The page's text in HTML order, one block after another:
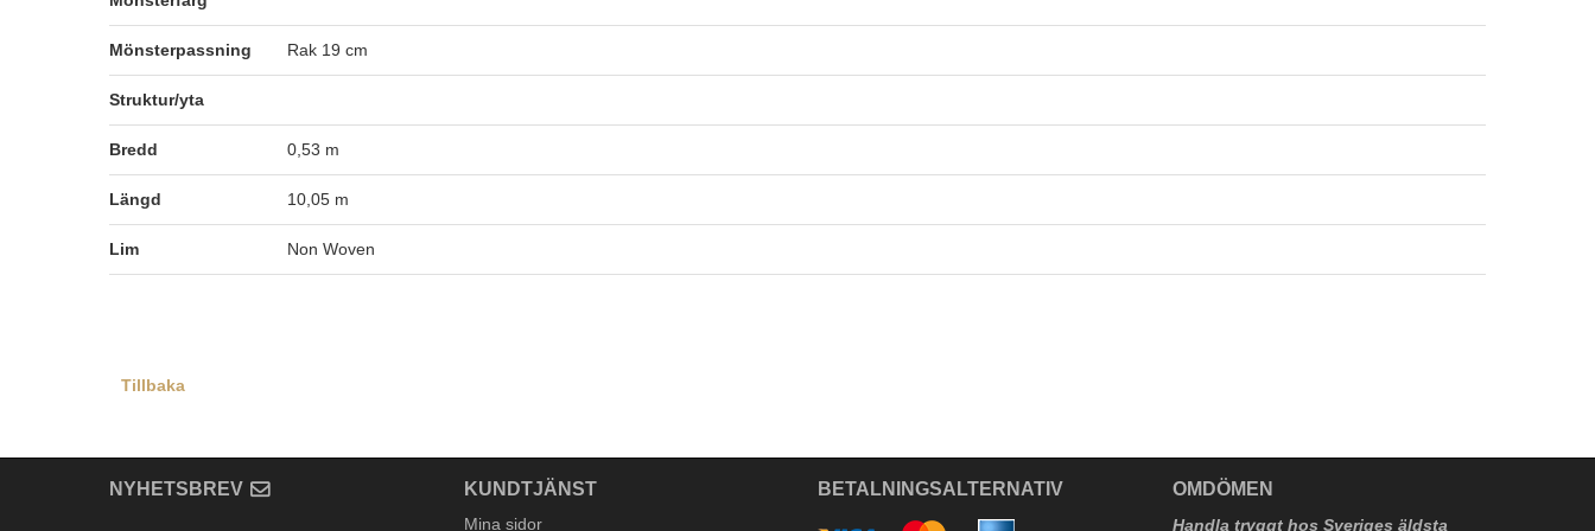
Mönsterpassning Rak 19 cm
Struktur/yta
Bredd 0,53 m
Längd 10,05 m
Lim Non Woven
Tillbaka
NYHETSBREV KUNDTJÄNST
Mina sidor
BETALNINGSALTERNATIV OMDÖMEN
Handla tryggt hos Sveriges äldsta